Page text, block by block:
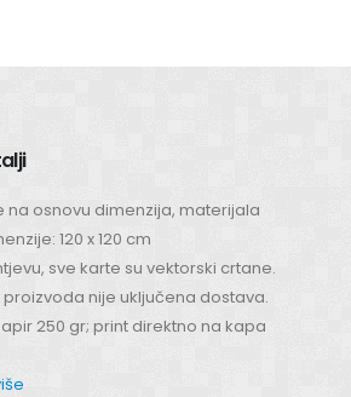
na osnovu dimenzija, materijala
120 x 120 cm
sve karte su vektorski crtane.
proizvoda nije uključena dostava.
250 gr; print direktno na kapa